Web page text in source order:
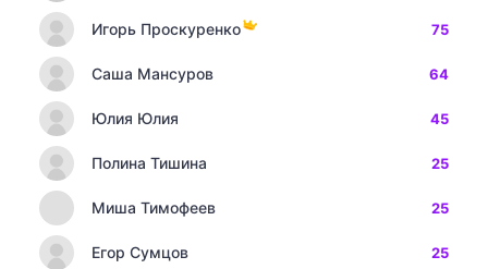
Игорь Проскуренко 75
Саша Мансуров 64
Юлия Юлия 45
Полина Тишина 25
Миша Тимофеев 25
Егор Сумцов 25